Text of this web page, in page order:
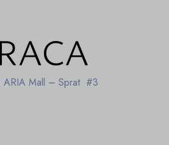
ARIA Mall – Sprat #3